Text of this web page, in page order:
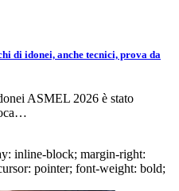
di idonei, anche tecnici, prova da
ASMEL 2026 è stato
inline-block; margin-right:
pointer; font-weight: bold;